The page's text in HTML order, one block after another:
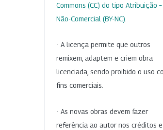
Commons (CC) do tipo Atribuição –
Não-Comercial (BY-NC)
- A licença permite que outros
remixem, adaptem e criem obra
licenciada, sendo proibido o uso
fins comerciais.
- As novas obras devem fazer
referência ao autor nos créditos